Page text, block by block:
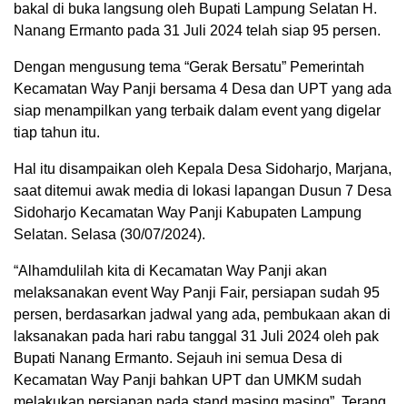
bakal di buka langsung oleh Bupati Lampung Selatan H.
Nanang Ermanto pada 31 Juli 2024 telah siap 95 persen.
Dengan mengusung tema “Gerak Bersatu” Pemerintah
Kecamatan Way Panji bersama 4 Desa dan UPT yang ada
siap menampilkan yang terbaik dalam event yang digelar
tiap tahun itu.
Hal itu disampaikan oleh Kepala Desa Sidoharjo, Marjana,
saat ditemui awak media di lokasi lapangan Dusun 7 Desa
Sidoharjo Kecamatan Way Panji Kabupaten Lampung
Selatan. Selasa (30/07/2024).
“Alhamdulilah kita di Kecamatan Way Panji akan
melaksanakan event Way Panji Fair, persiapan sudah 95
persen, berdasarkan jadwal yang ada, pembukaan akan di
laksanakan pada hari rabu tanggal 31 Juli 2024 oleh pak
Bupati Nanang Ermanto. Sejauh ini semua Desa di
Kecamatan Way Panji bahkan UPT dan UMKM sudah